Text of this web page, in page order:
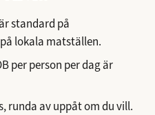
standard på
lokala matställen.
per person per dag är
runda av uppåt om du vill.